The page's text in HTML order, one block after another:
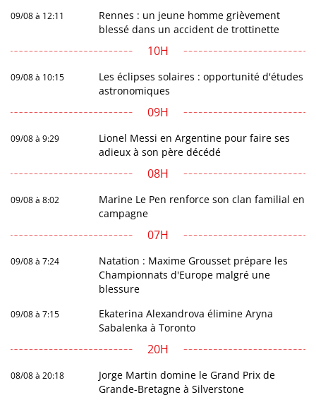
09/08 à 12:11
Rennes : un jeune homme grièvement
blessé dans un accident de trottinette
10H
09/08 à 10:15
Les éclipses solaires : opportunité d'études
astronomiques
09H
09/08 à 9:29
Lionel Messi en Argentine pour faire ses
adieux à son père décédé
08H
09/08 à 8:02
Marine Le Pen renforce son clan familial en
campagne
07H
09/08 à 7:24
Natation : Maxime Grousset prépare les
Championnats d'Europe malgré une
blessure
09/08 à 7:15
Ekaterina Alexandrova élimine Aryna
Sabalenka à Toronto
20H
08/08 à 20:18
Jorge Martin domine le Grand Prix de
Grande-Bretagne à Silverstone